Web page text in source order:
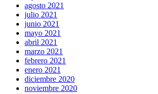
agosto 2021
julio 2021
junio 2021
mayo 2021
abril 2021
marzo 2021
febrero 2021
enero 2021
diciembre 2020
noviembre 2020